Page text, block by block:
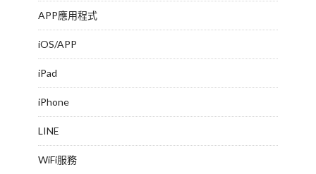
APP應用程式
iOS/APP
iPad
iPhone
LINE
WiFi服務